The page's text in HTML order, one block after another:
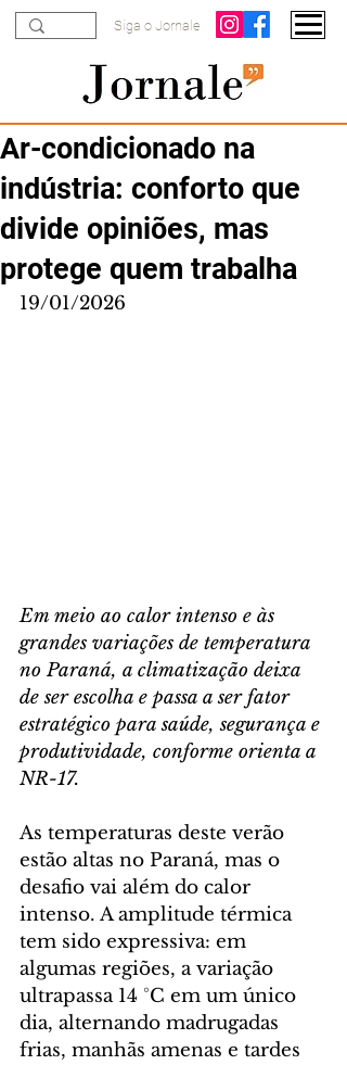
Siga o Jornale
Ar-condicionado na
indústria: conforto que
divide opiniões, mas
protege quem trabalha
19/01/2026
Em meio ao calor intenso e às
grandes variações de temperatura
no Paraná, a climatização deixa
de ser escolha e passa a ser fator
estratégico para saúde, segurança e
produtividade, conforme orienta a
NR-17.
As temperaturas deste verão
estão altas no Paraná, mas o
desafio vai além do calor
intenso. A amplitude térmica
tem sido expressiva: em
algumas regiões, a variação
ultrapassa 14 °C em um único
dia, alternando madrugadas
frias, manhãs amenas e tardes